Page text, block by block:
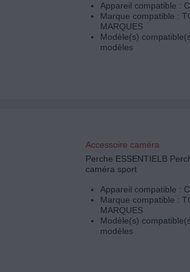
Appareil compatible :
Marque compatible :
MARQUES
Modèle(s)
modèles
Accessoire caméra
Perche ESSENTIELB
caméra sport
Appareil compatible :
Marque compatible :
MARQUES
Modèle(s)
modèles